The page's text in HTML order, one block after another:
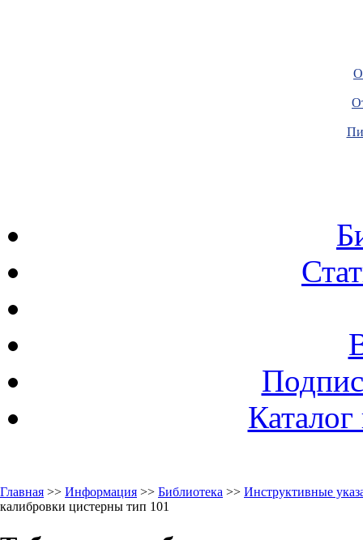
Главная >> Информация >> Библиотека >> Инструктивные
калибровки цистерны тип 101